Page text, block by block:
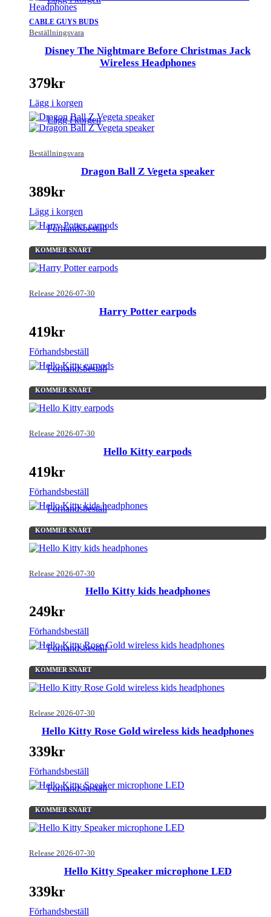
CABLE GUYS BUDS
Beställningsvara
Disney The Nightmare Before Christmas Jack
Wireless Headphones
379kr
Lägg i korgen
Beställningsvara
Lägg i korgen
Dragon Ball Z Vegeta speaker
389kr
Lägg i korgen
KOMMER SNART
Release 2026-07-30
Förhandsbeställ
Harry Potter earpods
419kr
Förhandsbeställ
KOMMER SNART
Release 2026-07-30
Förhandsbeställ
Hello Kitty earpods
419kr
Förhandsbeställ
KOMMER SNART
Release 2026-07-30
Förhandsbeställ
Hello Kitty kids headphones
249kr
Förhandsbeställ
KOMMER SNART
Release 2026-07-30
Förhandsbeställ
Hello Kitty Rose Gold wireless kids headphones
339kr
Förhandsbeställ
KOMMER SNART
Release 2026-07-30
Förhandsbeställ
Hello Kitty Speaker microphone LED
339kr
Förhandsbeställ